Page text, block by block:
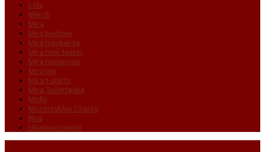
Lola
Merch
Mira
Mira badges
Mira halskæde
Mira mini teater
Mira mulepose
Mira pin
Mira t-shirts
Mira Toilettaske
Molly
Motorcyklen Charlie
Noa
Ukategoriseret